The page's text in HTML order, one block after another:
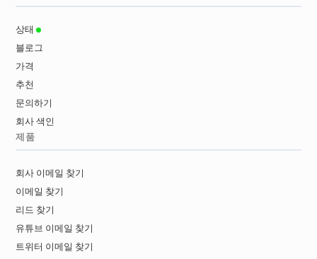
상태
블로그
가격
추천
문의하기
회사 색인
제품
회사 이메일 찾기
이메일 찾기
리드 찾기
유튜브 이메일 찾기
트위터 이메일 찾기